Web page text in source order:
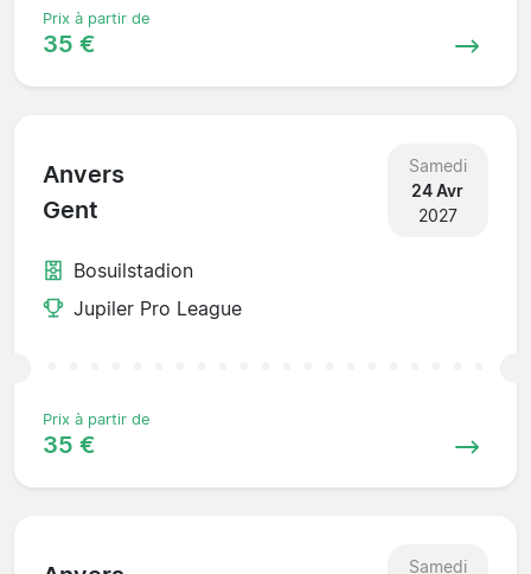
Prix à partir de
35 €
Anvers
Gent
Samedi
24 Avr
2027
Bosuilstadion
Jupiler Pro League
Prix à partir de
35 €
Samedi